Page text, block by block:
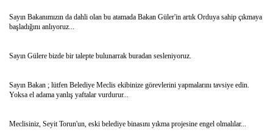
Sayın Bakanımızın da dahli olan bu atamada Bakan Güler'in artık Orduya sahip çıkmaya
başladığını anlıyoruz...
Sayın Gülere bizde bir talepte bulunarrak buradan sesleniyoruz.
Sayın Bakan ; lütfen Belediye Meclis ekibinize görevlerini yapmalarını tavsiye edin.
Yoksa el adama yanlış yaftalar vurdurur...
Meclisiniz, Seyit Torun'un, eski belediye binasını yıkma projesine engel olmalılar...